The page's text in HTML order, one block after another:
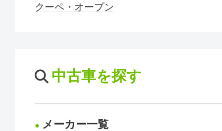
クーペ・オープン
中古車を探す
メーカー一覧